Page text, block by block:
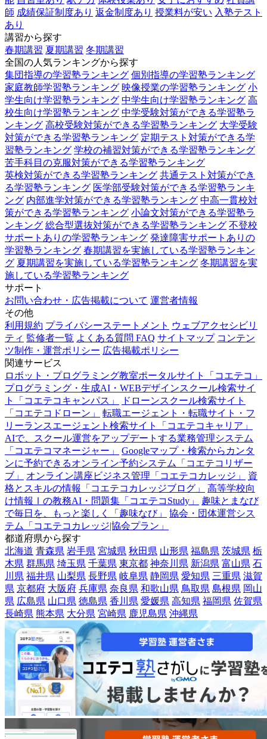
師 成績保証制度あり 返金制度あり 授業料が安い 入塾テスト
あり
講習から探す
春期講習 夏期講習 冬期講習
全国の人気ランキングから探す
集団指導の学習塾ランキング 個別指導の学習塾ランキング
家庭教師学習塾ランキング 映像授業の学習塾ランキング 小
学生向け学習塾ランキング 中学生向け学習塾ランキング 高
校生向け学習塾ランキング 中学受験対策ができる学習塾ラ
ンキング 高校受験対策ができる学習塾ランキング 大学受験
対策ができる学習塾ランキング 定期テスト対策ができる学
習塾ランキング 学校の補習対策ができる学習塾ランキング
苦手科目の克服対策ができる学習塾ランキング
英検対策ができる学習塾ランキング 共通テスト対策ができ
る学習塾ランキング 医学部受験対策ができる学習塾ランキ
ング 内部進学対策ができる学習塾ランキング 中高一貫校対
策ができる学習塾ランキング 小論文対策ができる学習塾ラ
ンキング 総合型選抜対策ができる学習塾ランキング 不登校
サポートありの学習塾ランキング 発達障害サポートありの
学習塾ランキング 春期講習を実施している学習塾ランキン
グ 夏期講習を実施している学習塾ランキング 冬期講習を実
施している学習塾ランキング
サポート
お問い合わせ・広告掲載について 運営者情報
その他
利用規約 プライバシーステートメント ウェブアクセシビリ
ティ 監修者一覧 よくある質問 FAQ サイトマップ コンテン
ツ制作・運営ポリシー 広告掲載ポリシー
関連サービス
ロボット・プログラミング教室ポータルサイト「コエテコ」
プログラミング・生成AI・WEBデザインスクール検索サイ
ト「コエテコキャンパス」
ドローンスクール検索サイト
「コエテコドローン」
転職エージェント・転職サイト・フ
リーランスエージェント検索サイト「コエテコキャリア」
AIで、スクール運営をアップデートする業務管理システム
「コエテコマネージャー」
Googleマップ・検索からカンタ
ンに予約できるオンライン予約システム「コエテコリザー
ブ」
オンライン講座ビジネス管理「コエテコカレッジ」
資
格とスキルの情報「コエテコカレッジブログ」
高等学校向
け情報Ⅰの教務AI・問題集「コエテコStudy」
趣味とまなび
で毎日を、もっと楽しく「趣味なび」
協会・団体運営シス
テム「コエテコカレッジ|協会プラン」
都道府県から探す
北海道 青森県 岩手県 宮城県 秋田県 山形県 福島県 茨城県 栃
木県 群馬県 埼玉県 千葉県 東京都 神奈川県 新潟県 富山県 石
川県 福井県 山梨県 長野県 岐阜県 静岡県 愛知県 三重県 滋賀
県 京都府 大阪府 兵庫県 奈良県 和歌山県 鳥取県 島根県 岡山
県 広島県 山口県 徳島県 香川県 愛媛県 高知県 福岡県 佐賀県
長崎県 熊本県 大分県 宮崎県 鹿児島県 沖縄県